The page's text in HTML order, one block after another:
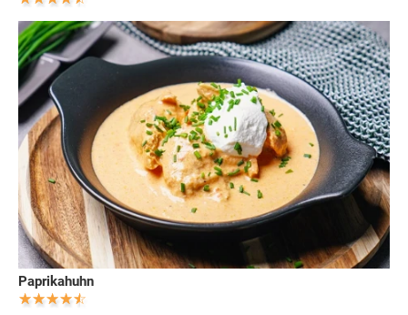
Paprikahuhn